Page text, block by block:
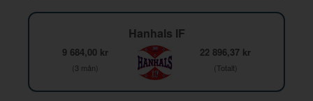
Hanhals IF
9 684,00 kr
(3 mån)
22 896,37 kr
(Totalt)